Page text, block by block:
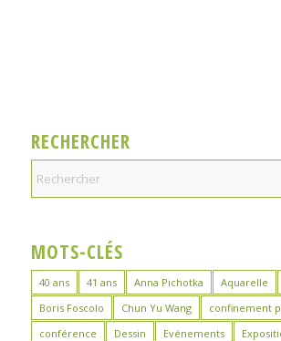
RECHERCHER
MOTS-CLÉS
40 ans 41 ans Anna Pichotka Aquarelle
Boris Foscolo
Chun Yu Wang
confinement
conférence
Dessin Evénements